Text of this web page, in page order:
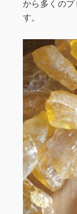
から多くの
す。